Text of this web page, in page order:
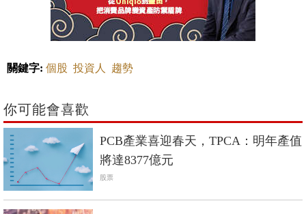
關鍵字: 個股 投資人 趨勢
你可能會喜歡
PCB產業喜迎春天，TPCA：明年產值
將達8377億元
股票